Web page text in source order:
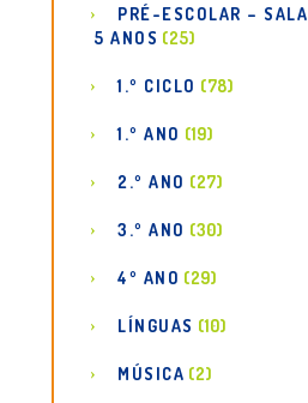
PRÉ-ESCOLAR – SALA
5 ANOS (25)
1.º CICLO (78)
1.º ANO (19)
2.º ANO (27)
3.º ANO (30)
4º ANO (29)
LÍNGUAS (10)
MÚSICA (2)